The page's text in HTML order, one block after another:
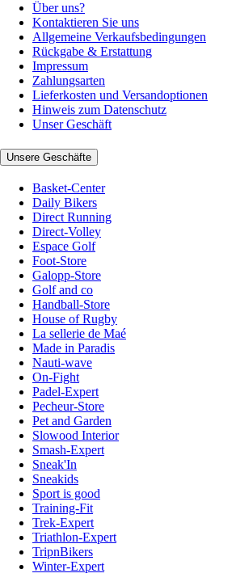
Über uns?
Kontaktieren Sie uns
Allgemeine Verkaufsbedingungen
Rückgabe & Erstattung
Impressum
Zahlungsarten
Lieferkosten und Versandoptionen
Hinweis zum Datenschutz
Unser Geschäft
Unsere Geschäfte
Basket-Center
Daily Bikers
Direct Running
Direct-Volley
Espace Golf
Foot-Store
Galopp-Store
Golf and co
Handball-Store
House of Rugby
La sellerie de Maé
Made in Paradis
Nauti-wave
On-Fight
Padel-Expert
Pecheur-Store
Pet and Garden
Slowood Interior
Smash-Expert
Sneak'In
Sneakids
Sport is good
Training-Fit
Trek-Expert
Triathlon-Expert
TripnBikers
Winter-Expert